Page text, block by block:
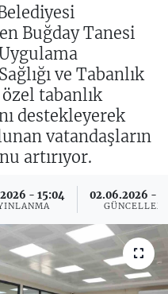
Buğday Tanesi
ve Tabanlık
tabanlık
destekleyerek
vatandaşların
artırıyor.
- 15:04 02.06.2026 -